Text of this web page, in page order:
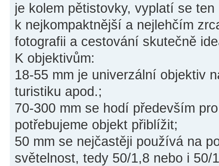
je kolem pětistovky, vyplatí se
k nejkompaktnější a nejlehčím
fotografii a cestování skutečně
K objektivům:
18-55 mm je univerzální objektiv
turistiku apod.;
70-300 mm se hodí především
potřebujeme objekt přiblížit;
50 mm se nejčastěji používá na
světelnost, tedy 50/1,8 nebo i 50/